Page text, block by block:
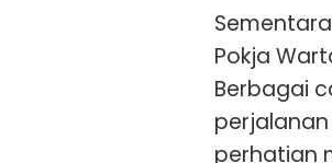
Pokja
Berbagai
perhatian